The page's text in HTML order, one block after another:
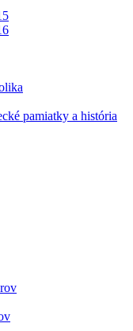
pamiatky a história